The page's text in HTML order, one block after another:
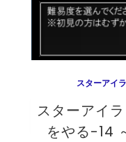
スターアイ
スターアイ
をやる-14